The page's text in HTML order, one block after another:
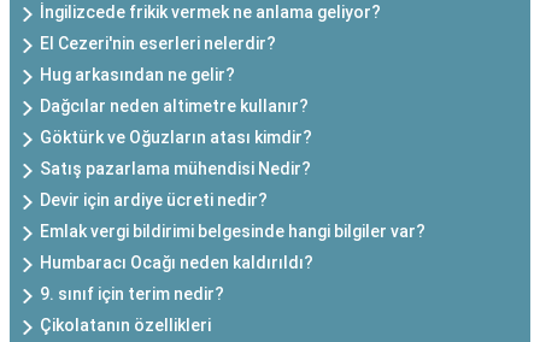
İngilizcede frikik vermek ne anlama geliyor?
El Cezeri'nin eserleri nelerdir?
Hug arkasından ne gelir?
Dağcılar neden altimetre kullanır?
Göktürk ve Oğuzların atası kimdir?
Satış pazarlama mühendisi Nedir?
Devir için ardiye ücreti nedir?
Emlak vergi bildirimi belgesinde hangi bilgiler var?
Humbaracı Ocağı neden kaldırıldı?
9. sınıf için terim nedir?
Çikolatanın özellikleri